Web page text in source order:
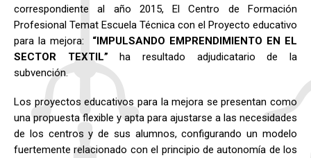
correspondiente al año 2015, El Centro de Formación
Profesional Temat Escuela Técnica con el Proyecto educativo
para la mejora: “IMPULSANDO EMPRENDIMIENTO EN EL
SECTOR TEXTIL”ha resultado adjudicatario de la
subvención.
Los proyectos educativos para la mejora se presentan como
una propuesta flexible y apta para ajustarse a las necesidades
de los centros y de sus alumnos, configurando un modelo
fuertemente relacionado con el principio de autonomía de los